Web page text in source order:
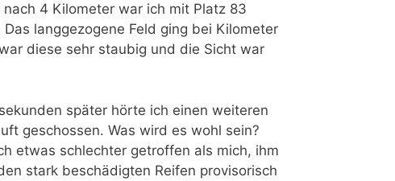
4 Kilometer war ich mit Platz 83
langgezogene Feld ging bei Kilometer
diese sehr staubig und die Sicht war
später hörte ich einen weiteren
geschossen. Was wird es wohl sein?
etwas schlechter getroffen als mich, ihm
stark beschädigten Reifen provisorisch